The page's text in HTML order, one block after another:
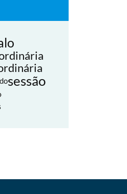
sessão